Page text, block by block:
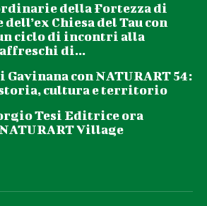
della Fortezza di
dell’ex Chiesa del Tau con
ciclo di incontri alla
di...
con NATURART 54:
cultura e territorio
Tesi Editrice ora
Village